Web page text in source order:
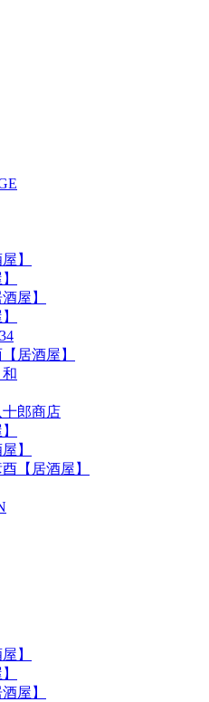
】
屋】
居酒屋】
郎商店
】
【居酒屋】
】
屋】